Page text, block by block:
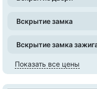
Вскрытие замка
Вскрытие замка
Показать все цены